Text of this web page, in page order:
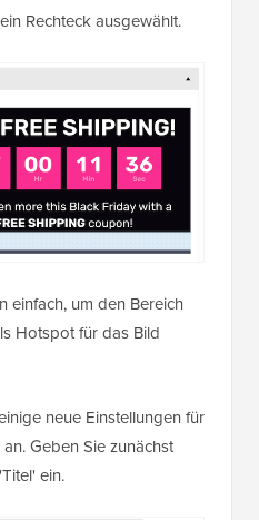
Rechteck ausgewählt.
einfach, um den Bereich
Hotspot für das Bild
neue Einstellungen für
Geben Sie zunächst
ein.